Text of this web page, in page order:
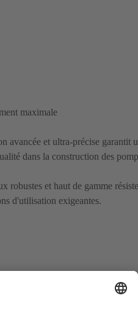
maximale
avancée et ultra-précise garantit
dans la construction des
robustes et haut de gamme
d'utilisation exigeantes.